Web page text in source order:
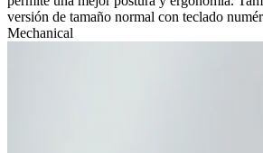
versión de tamaño normal con teclado
Mechanical